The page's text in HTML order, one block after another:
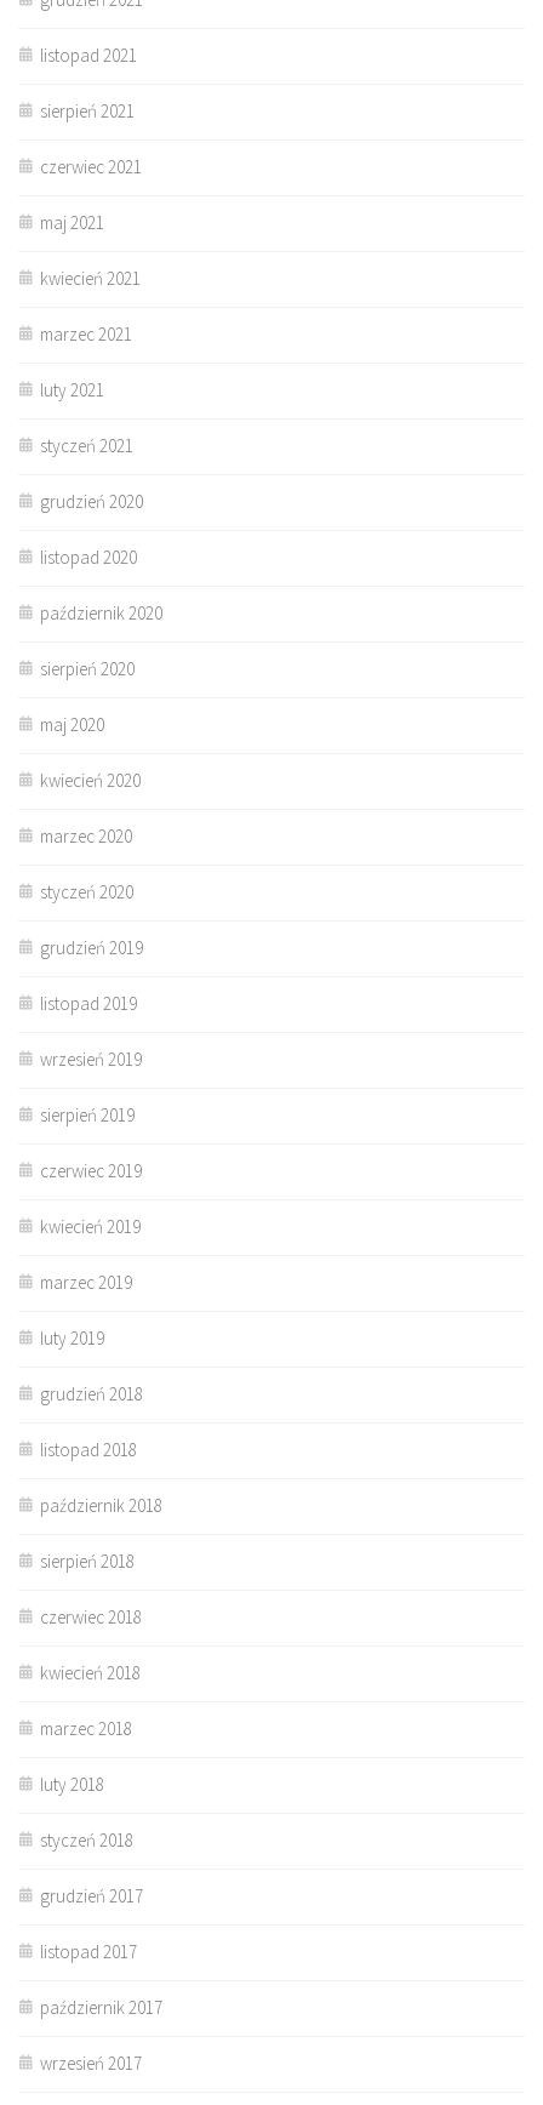
listopad 2021
sierpień 2021
czerwiec 2021
maj 2021
kwiecień 2021
marzec 2021
luty 2021
styczeń 2021
grudzień 2020
listopad 2020
październik 2020
sierpień 2020
maj 2020
kwiecień 2020
marzec 2020
styczeń 2020
grudzień 2019
listopad 2019
wrzesień 2019
sierpień 2019
czerwiec 2019
kwiecień 2019
marzec 2019
luty 2019
grudzień 2018
listopad 2018
październik 2018
sierpień 2018
czerwiec 2018
kwiecień 2018
marzec 2018
luty 2018
styczeń 2018
grudzień 2017
listopad 2017
październik 2017
wrzesień 2017